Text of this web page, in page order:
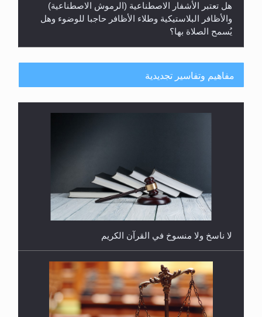
هل تعتبر الأشفار الاصطناعية (الرموش الاصطناعية)
والأظافر البلاستيكية وطلاء الأظافر حاجبا للوضوء وهل
يُسمح الصلاة بها؟
هل يُحسب حول الزكاة وفق السنة الميلادية أو الهجرية؟
مفاهيم وتفاسير تجديدية
لا ناسخ ولا منسوخ في القرآن الكريم